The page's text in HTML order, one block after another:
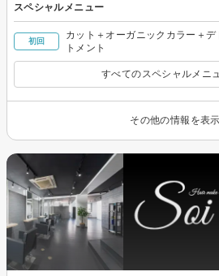
スペシャルメニュー
初回
カット＋オーガニックカラー＋
トメント
すべてのスペシャルメニ
その他の情報を表示